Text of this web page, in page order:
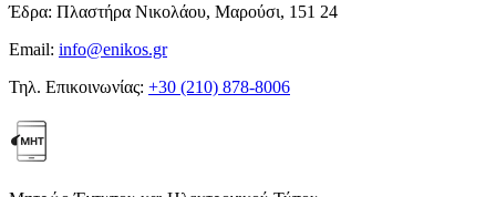
Έδρα: Πλαστήρα Νικολάου, Μαρούσι, 151 24
Email: info@enikos.gr
Τηλ. Επικοινωνίας: +30 (210) 878-8006